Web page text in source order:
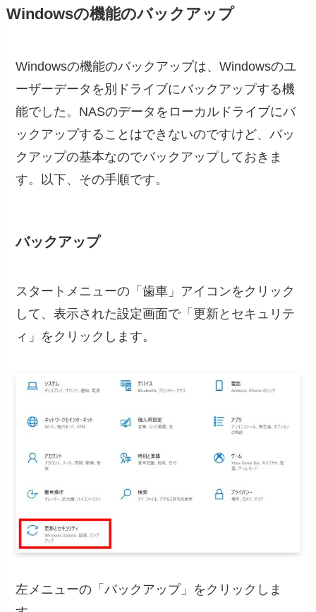
Windowsの機能のバックアップ
Windowsの機能のバックアップは、Windowsのユ
ーザーデータを別ドライブにバックアップする機
能でした。NASのデータをローカルドライブにバ
ックアップすることはできないのですけど、バッ
クアップの基本なのでバックアップしておきま
す。以下、その手順です。
バックアップ
スタートメニューの「歯車」アイコンをクリック
して、表示された設定画面で「更新とセキュリテ
ィ」をクリックします。
左メニューの「バックアップ」をクリックしま